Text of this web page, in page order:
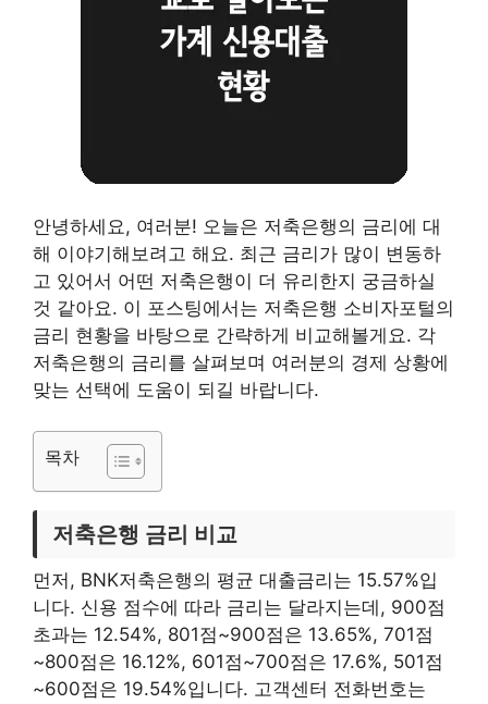
안녕하세요, 여러분! 오늘은 저축은행의 금리에 대
해 이야기해보려고 해요. 최근 금리가 많이 변동하
고 있어서 어떤 저축은행이 더 유리한지 궁금하실
것 같아요. 이 포스팅에서는 저축은행 소비자포털의
금리 현황을 바탕으로 간략하게 비교해볼게요. 각
저축은행의 금리를 살펴보며 여러분의 경제 상황에
맞는 선택에 도움이 되길 바랍니다.
목차
저축은행 금리 비교
먼저, BNK저축은행의 평균 대출금리는 15.57%입
니다. 신용 점수에 따라 금리는 달라지는데, 900점
초과는 12.54%, 801점~900점은 13.65%, 701점
~800점은 16.12%, 601점~700점은 17.6%, 501점
~600점은 19.54%입니다. 고객센터 전화번호는